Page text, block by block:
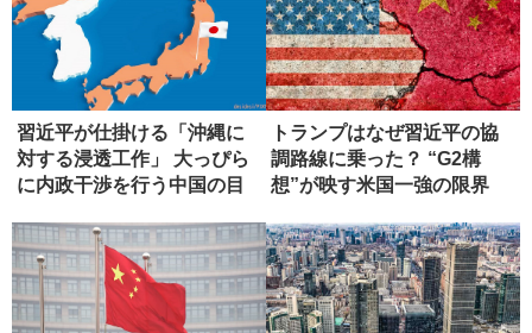
習近平が仕掛ける「沖縄に
対する浸透工作」 大っぴら
に内政干渉を行う中国の目
トランプはなぜ習近平の協
調路線に乗った？ “G2構
想”が映す米国一強の限界